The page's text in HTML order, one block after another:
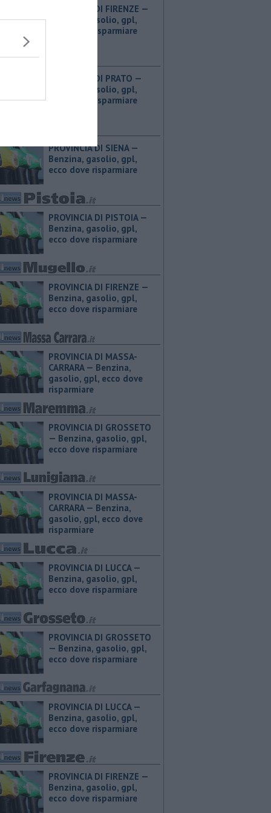
PROVINCIA DI FIRENZE — ​
Benzina, gasolio, gpl,
ecco dove risparmiare
PROVINCIA DI PRATO — ​
Benzina, gasolio, gpl,
ecco dove risparmiare
PROVINCIA DI SIENA — ​
Benzina, gasolio, gpl,
ecco dove risparmiare
PROVINCIA DI PISTOIA — ​
Benzina, gasolio, gpl,
ecco dove risparmiare
PROVINCIA DI FIRENZE — ​
Benzina, gasolio, gpl,
ecco dove risparmiare
PROVINCIA DI MASSA-
CARRARA — ​Benzina,
gasolio, gpl, ecco dove
risparmiare
PROVINCIA DI GROSSETO
— ​Benzina, gasolio, gpl,
ecco dove risparmiare
PROVINCIA DI MASSA-
CARRARA — ​Benzina,
gasolio, gpl, ecco dove
risparmiare
PROVINCIA DI LUCCA — ​
Benzina, gasolio, gpl,
ecco dove risparmiare
PROVINCIA DI GROSSETO
— ​Benzina, gasolio, gpl,
ecco dove risparmiare
PROVINCIA DI LUCCA — ​
Benzina, gasolio, gpl,
ecco dove risparmiare
PROVINCIA DI FIRENZE — ​
Benzina, gasolio, gpl,
ecco dove risparmiare